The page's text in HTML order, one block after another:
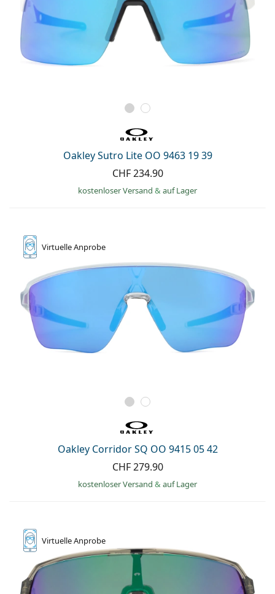
Oakley Sutro Lite OO 9463 19 39
CHF 234.90
kostenloser Versand & auf Lager
VirtuelleAnprobe
Oakley Corridor SQ OO 9415 05 42
CHF 279.90
kostenloser Versand & auf Lager
VirtuelleAnprobe